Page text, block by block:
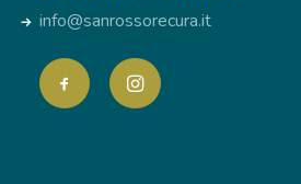
info@sanrossorecura.it